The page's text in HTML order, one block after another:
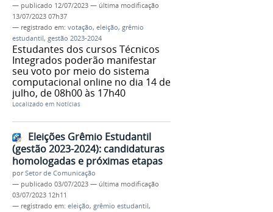
— publicado 12/07/2023 — última modificação
13/07/2023 07h37
— registrado em: votação, eleição, grêmio
estudantil, gestão 2023-2024
Estudantes dos cursos Técnicos
Integrados poderão manifestar
seu voto por meio do sistema
computacional online no dia 14 de
julho, de 08h00 às 17h40
Localizado em Notícias
Eleições Grêmio Estudantil
(gestão 2023-2024): candidaturas
homologadas e próximas etapas
porSetor de Comunicação
— publicado 03/07/2023 — última modificação
03/07/2023 12h11
— registrado em: eleição, grêmio estudantil,